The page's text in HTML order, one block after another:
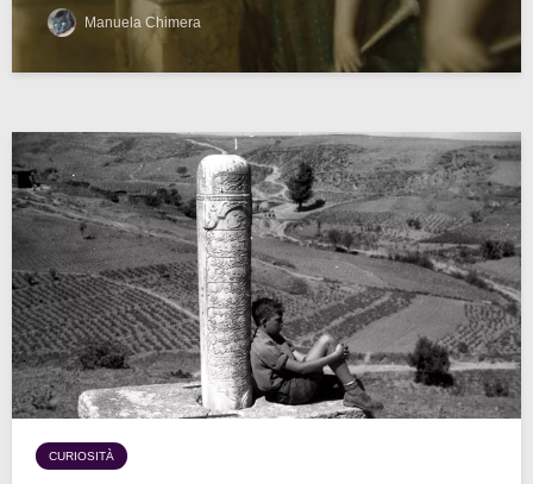
Manuela Chimera
CURIOSITÀ